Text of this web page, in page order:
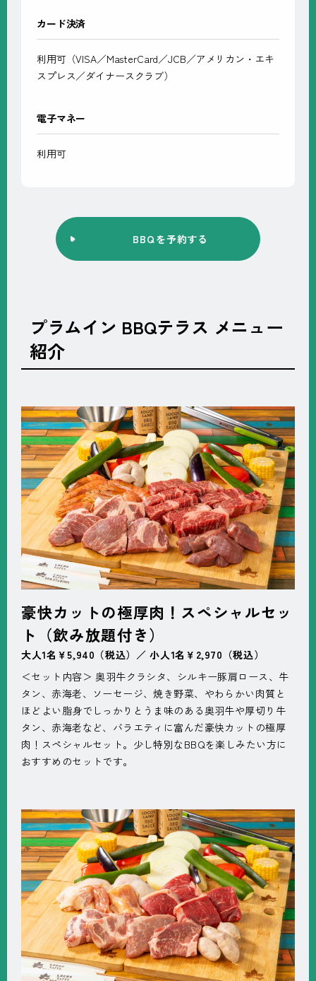
カード決済
利用可（VISA／MasterCard／JCB／アメリカン・エキ
スプレス／ダイナースクラブ）
電子マネー
利用可
BBQを予約する
プラムイン BBQテラス メニュー
紹介
豪快カットの極厚肉！スペシャルセッ
ト（飲み放題付き）
大人1名￥5,940（税込）／ 小人1名￥2,970（税込）
＜セット内容＞ 奥羽牛クラシタ、シルキー豚肩ロース、牛
タン、赤海老、ソーセージ、焼き野菜、やわらかい肉質と
ほどよい脂身でしっかりとうま味のある奥羽牛や厚切り牛
タン、赤海老など、バラエティに富んだ豪快カットの極厚
肉！スペシャルセット。少し特別なBBQを楽しみたい方に
おすすめのセットです。